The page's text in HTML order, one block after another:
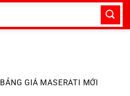
BẢNG GIÁ MASERATI MỚI